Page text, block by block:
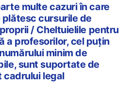
multe cazuri în care
cursurile de
/ Cheltuielile pentru
a profesorilor, cel puțin
minim de
sunt suportate de
cadrului legal